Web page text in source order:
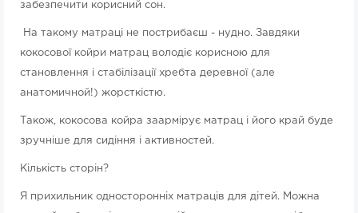
забезпечити корисний сон.
На такому матраці не пострибаєш - нудно. Завдяки
кокосової койри матрац володіє корисною для
становлення і стабілізації хребта деревної (але
анатомичной!) жорсткістю.
Також, кокосова койра заармірує матрац і його край буде
зручніше для сидіння і активностей.
Кількість сторін?
Я прихильник односторонніх матраців для дітей. Можна